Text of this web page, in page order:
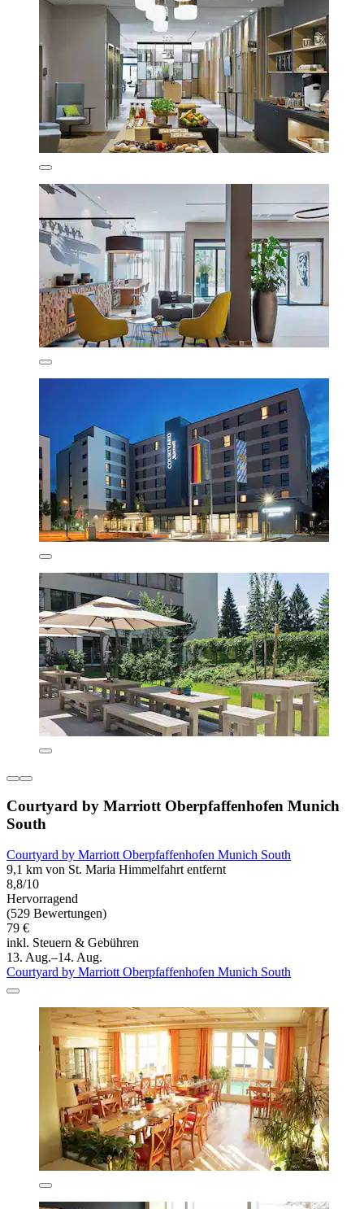
Courtyard by Marriott Oberpfaffenhofen Munich
South
Courtyard by Marriott Oberpfaffenhofen Munich South
9,1 km von St. Maria Himmelfahrt entfernt
8,8/10
Hervorragend
(529 Bewertungen)
79 €
inkl. Steuern & Gebühren
13. Aug.–14. Aug.
Courtyard by Marriott Oberpfaffenhofen Munich South